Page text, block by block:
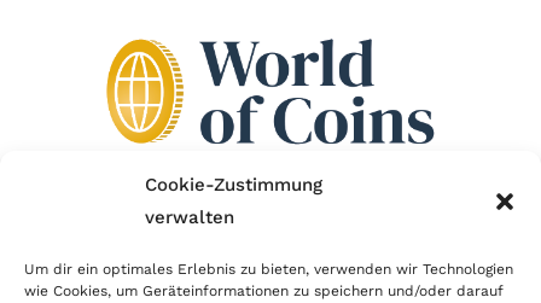
Cookie-Zustimmung
verwalten
Um dir ein optimales Erlebnis zu bieten, verwenden wir Technologien
wie Cookies, um Geräteinformationen zu speichern und/oder darauf
Der Händlerbund setzt sich für sicheren und